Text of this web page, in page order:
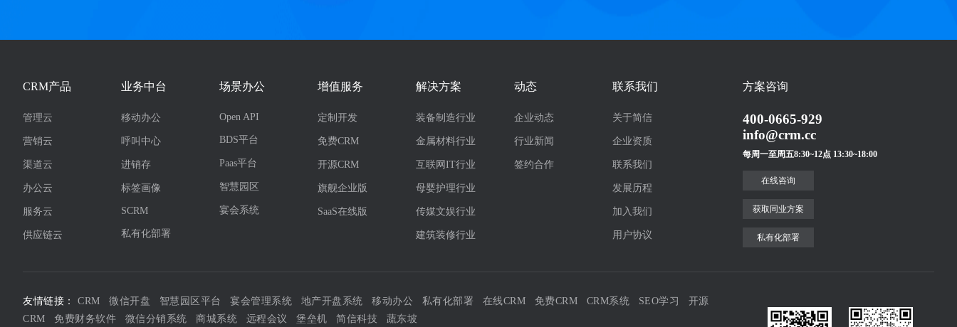
CRM产品
管理云
营销云
渠道云
办公云
服务云
供应链云
业务中台
移动办公
呼叫中心
进销存
标签画像
SCRM
私有化部署
场景办公
Open API
BDS平台
Paas平台
智慧园区
宴会系统
增值服务
定制开发
免费CRM
开源CRM
旗舰企业版
SaaS在线版
解决方案
装备制造行业
金属材料行业
互联网IT行业
母婴护理行业
传媒文娱行业
建筑装修行业
动态
企业动态
行业新闻
签约合作
联系我们
关于简信
企业资质
联系我们
发展历程
加入我们
用户协议
方案咨询
400-0665-929
info@crm.cc
每周一至周五8:30~12点 13:30~18:00
在线咨询
获取同业方案
私有化部署
友情链接： CRM 微信开盘 智慧园区平台 宴会管理系统 地产开盘系统 移动办公 私有化部署 在线CRM 免费CRM CRM系统 SEO学习
开源
CRM
免费财务软件 微信分销系统 商城系统 远程会议 堡垒机 简信科技 蔬东坡